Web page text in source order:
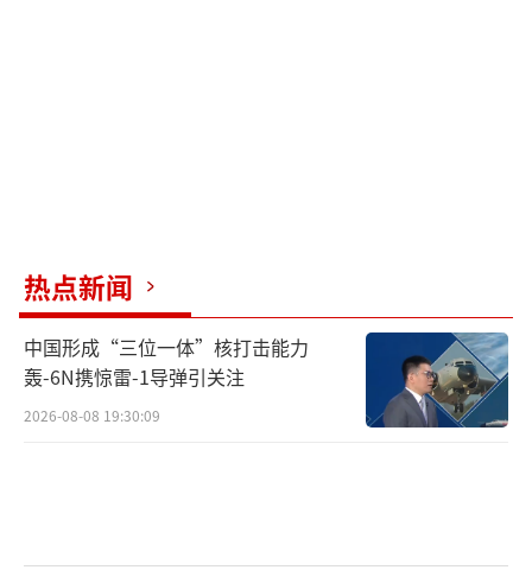
热点新闻
中国形成“三位一体”核打击能力
轰-6N携惊雷-1导弹引关注
2026-08-08 19:30:09